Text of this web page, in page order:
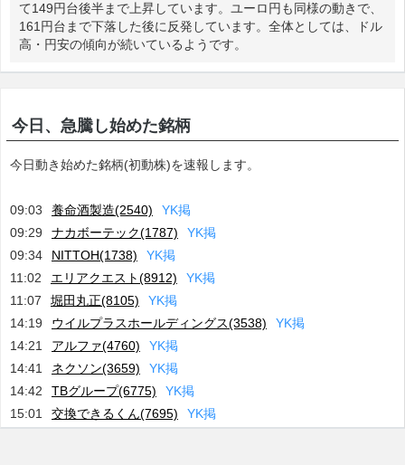
て149円台後半まで上昇しています。ユーロ円も同様の動きで、
161円台まで下落した後に反発しています。全体としては、ドル
高・円安の傾向が続いているようです。
今日、急騰し始めた銘柄
今日動き始めた銘柄(初動株)を速報します。
09:03 養命酒製造(2540) YK掲
09:29
ナカボーテック(1787) YK掲
09:34
NITTOH(1738) YK掲
11:02
エリアクエスト(8912) YK掲
11:07
堀田丸正(8105) YK掲
14:19
ウイルプラスホールディングス(3538) YK掲
14:21
アルファ(4760) YK掲
14:41
ネクソン(3659) YK掲
14:42
TBグループ(6775) YK掲
15:01
交換できるくん(7695) YK掲